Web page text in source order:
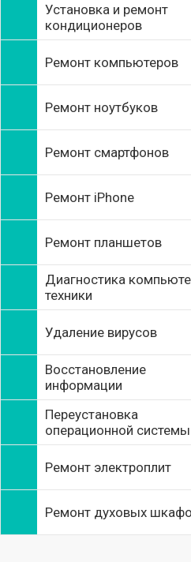
Установка и ремонт
кондиционеров
Ремонт компьютеров
Ремонт ноутбуков
Ремонт смартфонов
Ремонт iPhone
Ремонт планшетов
Диагностика
техники
Удаление вирусов
Восстановление
информации
Переустановка
операционной системы
Ремонт электроплит
Ремонт духовых